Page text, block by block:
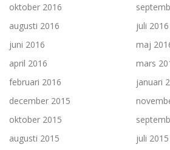
oktober 2016
augusti 2016
juli 2016
juni 2016
maj
april 2016
mars
februari 2016
januari
december 2015
oktober 2015
augusti 2015
juli 2015